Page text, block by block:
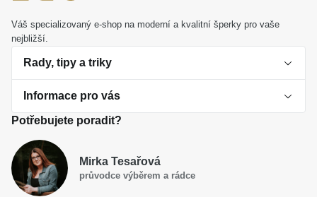
Váš specializovaný e-shop na moderní a kvalitní šperky pro vaše
nejbližší.
Rady, tipy a triky
O perlách
Jak vybrat perlový šperk
Dárková inspirace
Smaltované a korálkové šperky jako trend
Informace pro vás
Obchodní podmínky
Reklamační řád
Potřebujete poradit?
Mirka Tesařová
průvodce výběrem a rádce